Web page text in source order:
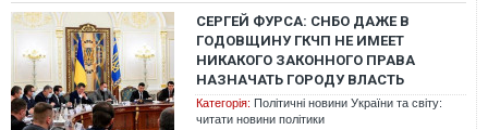
СЕРГЕЙ ФУРСА: СНБО ДАЖЕ В
ГОДОВЩИНУ ГКЧП НЕ ИМЕЕТ
НИКАКОГО ЗАКОННОГО ПРАВА
НАЗНАЧАТЬ ГОРОДУ ВЛАСТЬ
Категорія: Політичні новини України та світу:
читати новини політики